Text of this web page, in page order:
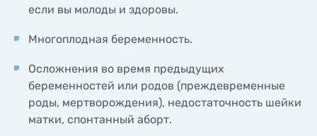
если вы молоды и здоровы.
Многоплодная беременность.
Осложнения во время предыдущих
беременностей или родов (преждевременные
роды, мертворождения), недостаточность шейки
матки, спонтанный аборт.